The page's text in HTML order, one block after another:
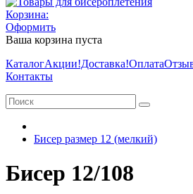
Корзина:
Оформить
Ваша корзина пуста
КаталогАкции!Доставка!Оплата
Контакты
Бисер размер 12 (мелкий)
Бисер 12/108